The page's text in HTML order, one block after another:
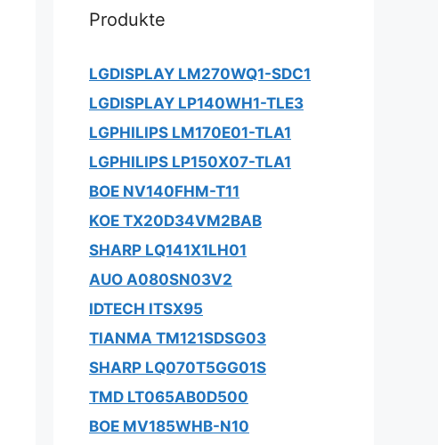
Produkte
LGDISPLAY LM270WQ1-SDC1
LGDISPLAY LP140WH1-TLE3
LGPHILIPS LM170E01-TLA1
LGPHILIPS LP150X07-TLA1
BOE NV140FHM-T11
KOE TX20D34VM2BAB
SHARP LQ141X1LH01
AUO A080SN03V2
IDTECH ITSX95
TIANMA TM121SDSG03
SHARP LQ070T5GG01S
TMD LT065AB0D500
BOE MV185WHB-N10